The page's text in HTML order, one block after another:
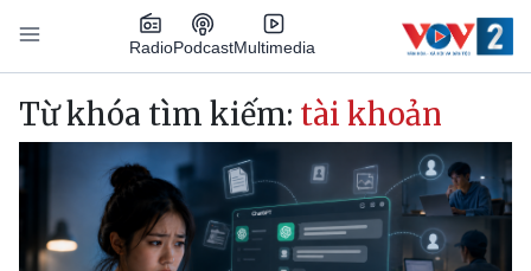
Nhảy đến nội dung
RadioPodcastMultimedia
Main navigation
Từ khóa tìm kiếm: tài khoản